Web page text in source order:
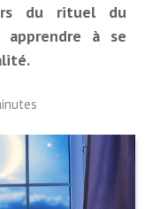
du rituel du
apprendre à se